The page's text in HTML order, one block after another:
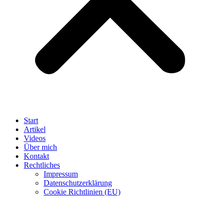
Start
Artikel
Videos
Über mich
Kontakt
Rechtliches
Impressum
Datenschutzerklärung
Cookie Richtlinien (EU)